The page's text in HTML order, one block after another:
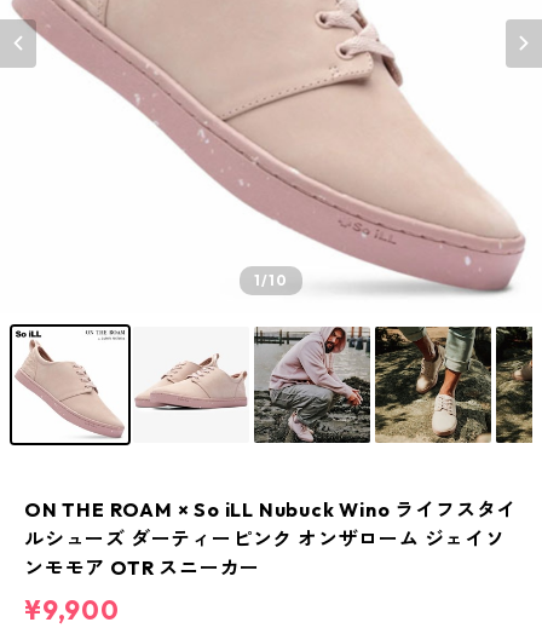
1/10
ON THE ROAM × So iLL Nubuck Wino ライフスタイ
ルシューズ ダーティーピンク オンザローム ジェイソ
ンモモア OTR スニーカー
¥9,900